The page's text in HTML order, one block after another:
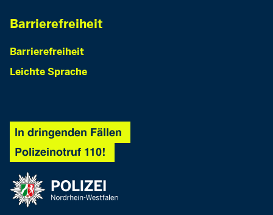
Barrierefreiheit
Barrierefreiheit
Leichte Sprache